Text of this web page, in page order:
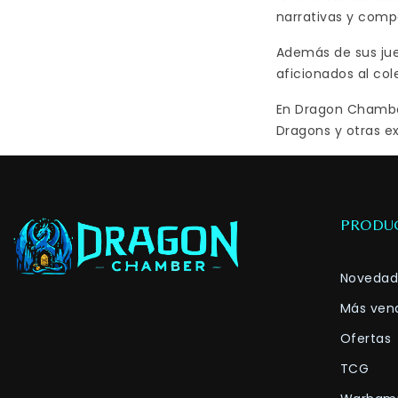
narrativas y
Además de sus
aficionados al
En Dragon
Dragons y otras
Más
Ofertas
TCG